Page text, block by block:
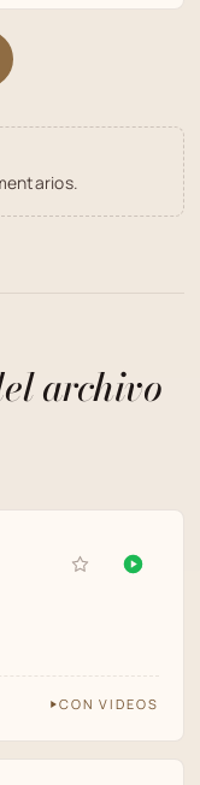
archivo
CON VIDEOS